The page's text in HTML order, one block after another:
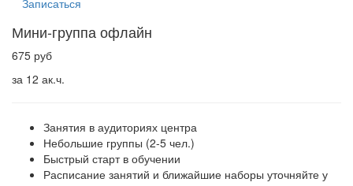
Записаться
Мини-группа офлайн
675 руб
за 12 ак.ч.
Занятия в аудиториях центра
Небольшие группы (2-5 чел.)
Быстрый старт в обучении
Расписание занятий и ближайшие наборы уточняйте у